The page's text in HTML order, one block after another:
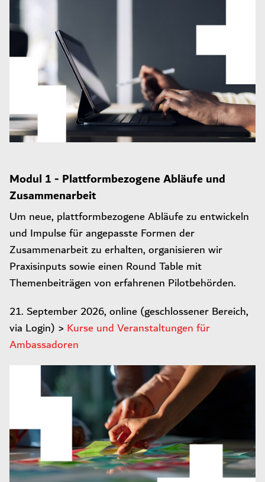
Modul 1 - Plattformbezogene Abläufe und
Zusammenarbeit
Um neue, plattformbezogene Abläufe zu entwickeln
und Impulse für angepasste Formen der
Zusammenarbeit zu erhalten, organisieren wir
Praxisinputs sowie einen Round Table mit
Themenbeiträgen von erfahrenen Pilotbehörden.
21. September 2026, online (geschlossener Bereich,
via Login) > Kurse und Veranstaltungen für
Ambassadoren